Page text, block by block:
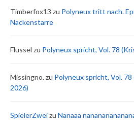
Timberfox13 zu Polyneux tritt nach.
Nackenstarre
Flussel zu Polyneux spricht, Vol. 78
Missingno.zu Polyneux spricht, Vol.
2026)
SpielerZweizu Nanaaa